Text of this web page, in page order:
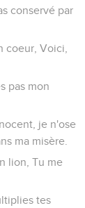
conservé par
coeur, Voici,
pas mon
je n'ose
ma misère.
lion, Tu me
tes